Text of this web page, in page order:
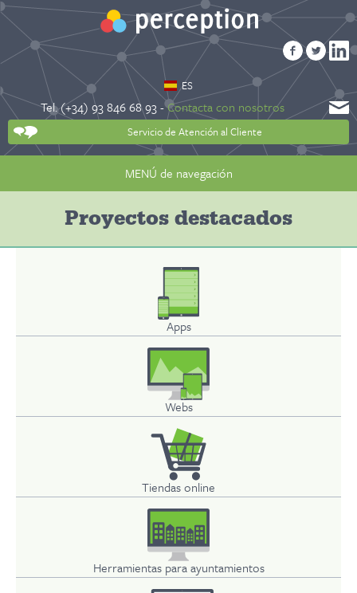
ES
Tel. (+34) 93 846 68 93 -Contacta con nosotros
Servicio de Atención al Cliente
MENÚ de navegación
Proyectos destacados
Apps
Webs
Tiendas online
Herramientas para ayuntamientos